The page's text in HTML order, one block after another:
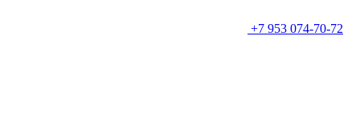
+7 953 074-70-72